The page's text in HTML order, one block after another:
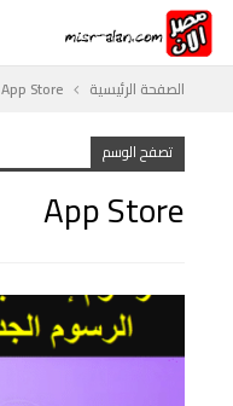
الصفحة الرئيسية App Store
تصفح الوسم
App Store